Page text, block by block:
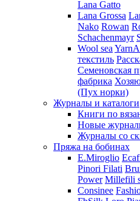
Lana Gatto
Lana Grossa
Nako Rowan
Schachenmayr
Wool sea
текстиль
Семеновская
фабрика
(Пух норки)
Журналы и каталоги
Книги по
Новые
Журналы со
Пряжа на бобинах
E.Miroglio
Pinori Filati
Power Millefili
Consinee